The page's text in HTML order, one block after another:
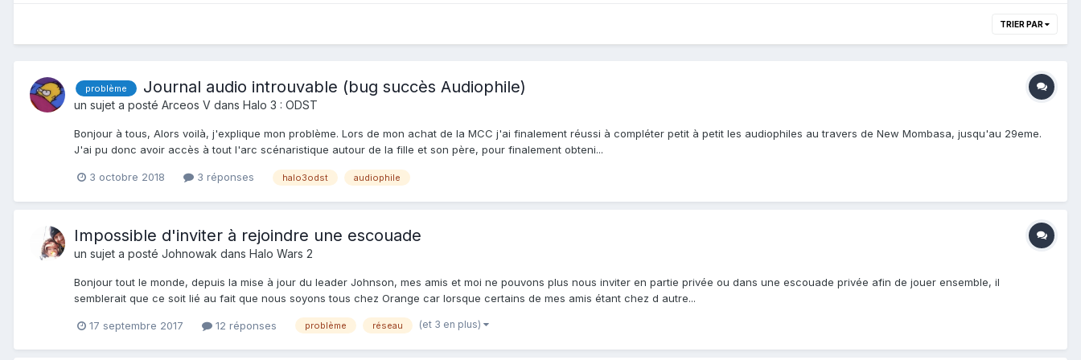
TRIER PAR
problème Journal audio introuvable (bug succès Audiophile)
un sujet a posté Arceos V dans Halo 3 : ODST
Bonjour à tous, Alors voilà, j'explique mon problème. Lors de mon achat de la MCC j'ai finalement réussi à compléter petit à petit les audiophiles au travers de New Mombasa, jusqu'au 29eme.
J'ai pu donc avoir accès à tout l'arc scénaristique autour de la fille et son père, pour finalement obteni...
3 octobre 2018 3 réponses halo3odst audiophile
Impossible d'inviter à rejoindre une escouade
un sujet a posté Johnowak dans Halo Wars 2
Bonjour tout le monde, depuis la mise à jour du leader Johnson, mes amis et moi ne pouvons plus nous inviter en partie privée ou dans une escouade privée afin de jouer ensemble, il
semblerait que ce soit lié au fait que nous soyons tous chez Orange car lorsque certains de mes amis étant chez d autre...
17 septembre 2017 12 réponses problème réseau (et 3 en plus)